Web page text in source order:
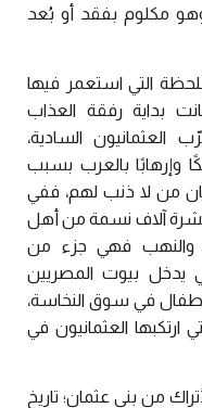
مكلوم بفقد أو بُعد
التي استعمر فيها
بداية رفقة العذاب
العثمانيون السادية،
وإرهابًا بالعرب بسبب
من لا ذنب لهم، ففي
آلاف نسمة من أهل
والنهب فهي جزء من
يدخل بيوت المصريين
في سوق النخاسة،
ارتكبها العثمانيون في
من بني عثمان؛ تاريخ